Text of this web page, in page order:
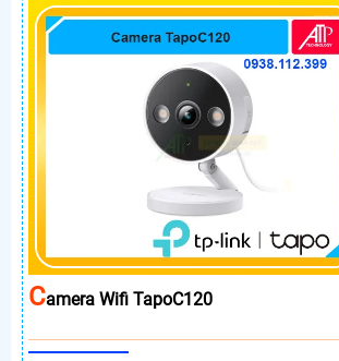
CAmera Wifi TapoC120